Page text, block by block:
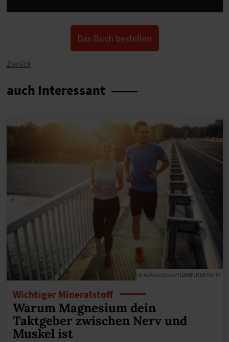
Das Buch bestellen
Zurück
auch Interessant
© AdobeStock/NDABCREATIVITY
Wichtiger Mineralstoff
Warum Magnesium dein
Taktgeber zwischen Nerv und
Muskel ist